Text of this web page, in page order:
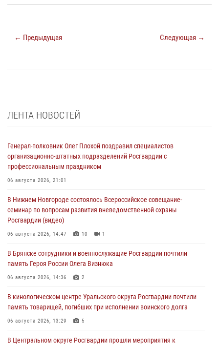
← Предыдущая Следующая →
ЛЕНТА НОВОСТЕЙ
Генерал-полковник Олег Плохой поздравил специалистов
организационно-штатных подразделений Росгвардии с
профессиональным праздником
06 августа 2026, 21:01
В Нижнем Новгороде состоялось Всероссийское совещание-
семинар по вопросам развития вневедомственной охраны
Росгвардии (видео)
06 августа 2026, 14:47 10 1
В Брянске сотрудники и военнослужащие Росгвардии почтили
память Героя России Олега Визнюка
06 августа 2026, 14:36 2
В кинологическом центре Уральского округа Росгвардии почтили
память товарищей, погибших при исполнении воинского долга
06 августа 2026, 13:29 5
В Центральном округе Росгвардии прошли мероприятия к